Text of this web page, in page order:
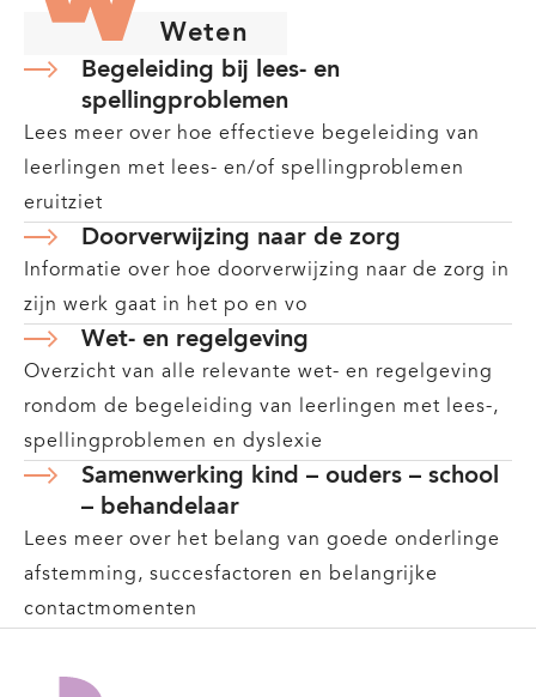
Weten
Begeleiding bij lees- en
spellingproblemen
Lees meer over hoe effectieve begeleiding van
leerlingen met lees- en/of spellingproblemen
eruitziet
Doorverwijzing naar de zorg
Informatie over hoe doorverwijzing naar de zorg in
zijn werk gaat in het po en vo
Wet- en regelgeving
Overzicht van alle relevante wet- en regelgeving
rondom de begeleiding van leerlingen met lees-,
spellingproblemen en dyslexie
Samenwerking kind – ouders – school
– behandelaar
Lees meer over het belang van goede onderlinge
afstemming, succesfactoren en belangrijke
contactmomenten